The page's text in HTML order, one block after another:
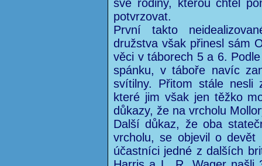
své rodiny, kterou chtěl
potvrzovat.
První takto
družstva však přinesl sám
věci v táborech 5 a 6.
spánku, v táboře navíc
svítilny. Přitom stále nesli
které jim však jen těžko
důkazy, že na vrcholu
Další důkaz, že oba
vrcholu, se objevil o
účastníci jedné z dalších